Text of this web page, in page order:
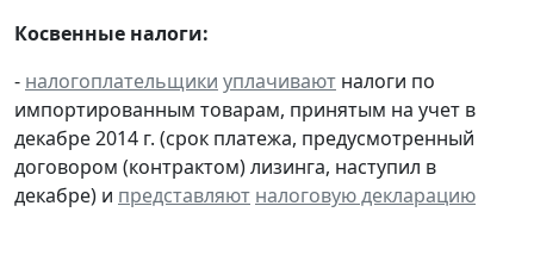
Косвенные налоги:
- налогоплательщики уплачивают налоги по
импортированным товарам, принятым на учет в
декабре 2014 г. (срок платежа, предусмотренный
договором (контрактом) лизинга, наступил в
декабре) и представляют налоговую декларацию